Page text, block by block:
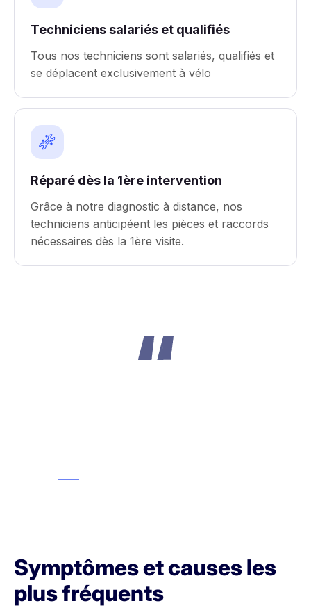
Techniciens salariés et qualifiés
Tous nos techniciens sont salariés, qualifiés et
se déplacent exclusivement à vélo
Réparé dès la 1ère intervention
Grâce à notre diagnostic à distance, nos
techniciens anticipéent les pièces et raccords
nécessaires dès la 1ère visite.
Symptômes et causes les
plus fréquents